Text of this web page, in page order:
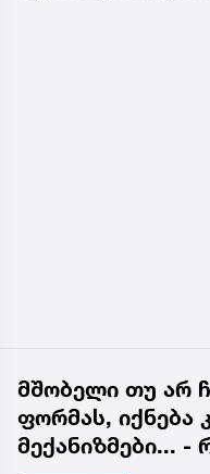
მშობელი თუ არ
ფორმას, იქნება
მექანიზმები... -